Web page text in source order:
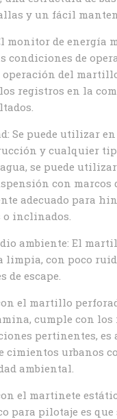
y un fácil
monitor de energía
condiciones de
operación del
registros en la
Se puede utilizar
y cualquier
se puede
con marcos
adecuado para
inclinados.
ambiente: El
limpia, con poco
de escape.
el martillo
cumple con los
pertinentes, es
cimientos urbanos
ambiental.
el martinete
pilotaje es que